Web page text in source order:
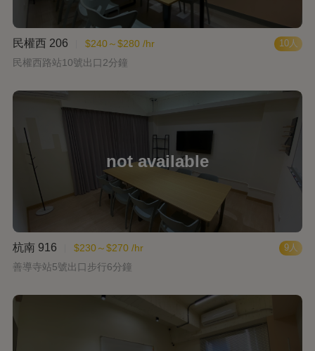
10人
民權西 206
$240～$280 /hr
民權西路站10號出口2分鐘
9人
杭南 916
$230～$270 /hr
善導寺站5號出口步行6分鐘